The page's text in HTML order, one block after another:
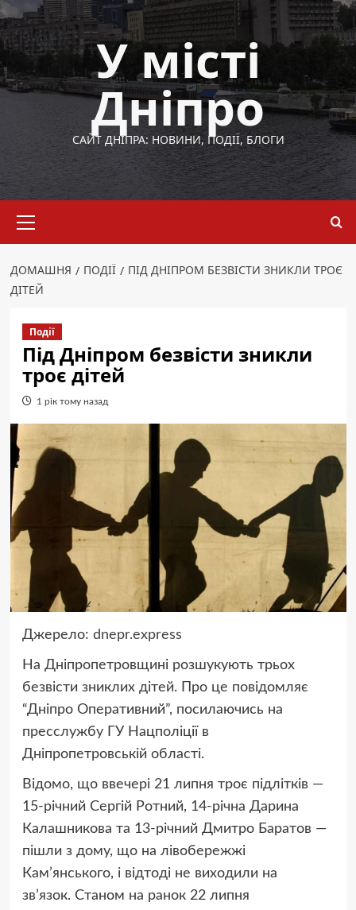
Перейти
до
вмісту
У місті
Дніпро
САЙТ ДНІПРА: НОВИНИ, ПОДІЇ, БЛОГИ
меню
ДОМАШНЯ ПОДІЇ
ПІД ДНІПРОМ БЕЗВІСТИ ЗНИКЛИ ТРОЄ
ДІТЕЙ
Події
Під Дніпром безвісти зникли
троє дітей
1 рік тому назад
Джерело: dnepr.express
На Дніпропетровщині розшукують трьох
безвісти зниклих дітей. Про це повідомляє
“Дніпро Оперативний”, посилаючись на
пресслужбу ГУ Нацполіції в
Дніпропетровській області.
Відомо, що ввечері 21 липня троє підлітків —
15-річний Сергій Ротний, 14-річна Дарина
Калашникова та 13-річний Дмитро Баратов —
пішли з дому, що на лівобережжі
Кам’янського, і відтоді не виходили на
зв’язок. Станом на ранок 22 липня